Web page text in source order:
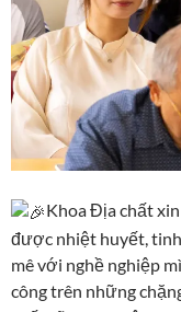
Khoa Địa chất
được nhiệt huyết, tinh
mê với nghề nghiệp
công trên những